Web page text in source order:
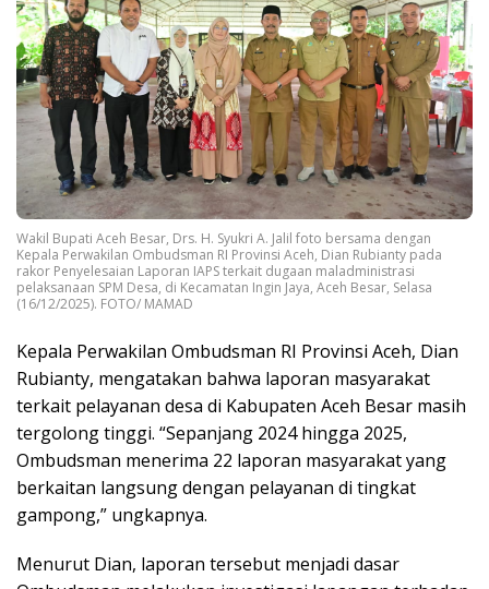
Wakil Bupati Aceh Besar, Drs. H. Syukri A. Jalil foto bersama dengan
Kepala Perwakilan Ombudsman RI Provinsi Aceh, Dian Rubianty pada
rakor Penyelesaian Laporan IAPS terkait dugaan maladministrasi
pelaksanaan SPM Desa, di Kecamatan Ingin Jaya, Aceh Besar, Selasa
(16/12/2025). FOTO/ MAMAD
Kepala Perwakilan Ombudsman RI Provinsi Aceh, Dian
Rubianty, mengatakan bahwa laporan masyarakat
terkait pelayanan desa di Kabupaten Aceh Besar masih
tergolong tinggi. “Sepanjang 2024 hingga 2025,
Ombudsman menerima 22 laporan masyarakat yang
berkaitan langsung dengan pelayanan di tingkat
gampong,” ungkapnya.
Menurut Dian, laporan tersebut menjadi dasar